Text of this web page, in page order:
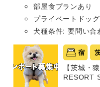
部屋食プランあり
プライベートドッ
犬種条件: 要問い合
宿
【茨城・
RESORT